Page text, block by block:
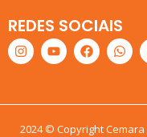
REDES SOCIAIS
2024 © Copyright Cemara |